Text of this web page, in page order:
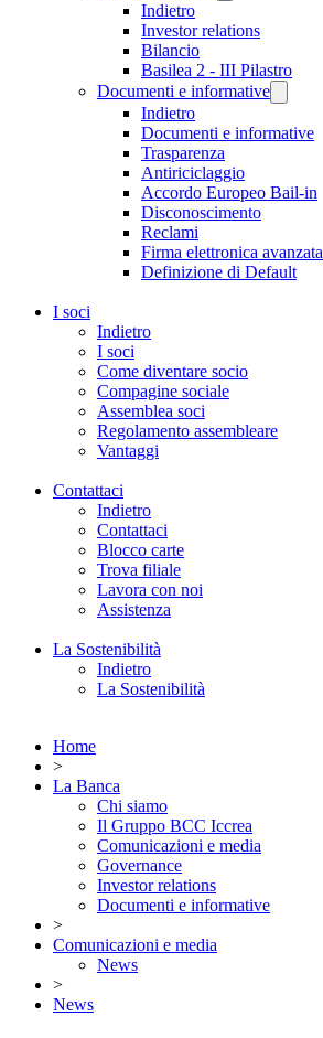
Indietro
Investor relations
Bilancio
Basilea 2 - III Pilastro
Documenti e informative
Indietro
Documenti e informative
Trasparenza
Antiriciclaggio
Accordo Europeo Bail-in
Disconoscimento
Reclami
Firma elettronica avanzata
Definizione di Default
I soci
Indietro
I soci
Come diventare socio
Compagine sociale
Assemblea soci
Regolamento assembleare
Vantaggi
Contattaci
Indietro
Contattaci
Blocco carte
Trova filiale
Lavora con noi
Assistenza
La Sostenibilità
Indietro
La Sostenibilità
Home
>
La Banca
Chi siamo
Il Gruppo BCC Iccrea
Comunicazioni e media
Governance
Investor relations
Documenti e informative
>
Comunicazioni e media
News
>
News